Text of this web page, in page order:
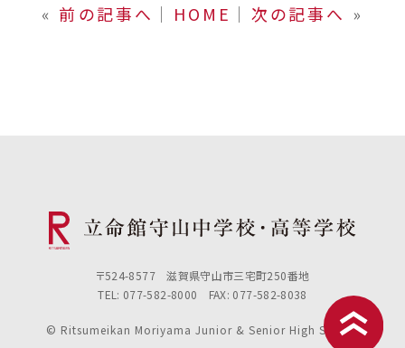
« 前の記事へ │ HOME │ 次の記事へ »
〒524-8577 滋賀県守山市三宅町250番地
TEL: 077-582-8000 FAX: 077-582-8038
© Ritsumeikan Moriyama Junior & Senior High School